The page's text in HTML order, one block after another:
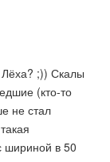
;)) Скалы
(кто-то
не стал
шириной в 50